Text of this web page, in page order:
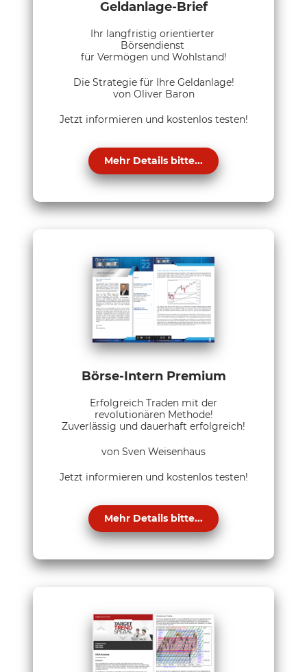
Geldanlage-Brief
Ihr langfristig orientierter
Börsendienst
für Vermögen und Wohlstand!
Die Strategie für Ihre Geldanlage!
von Oliver Baron
Jetzt informieren und kostenlos testen!
Mehr Details bitte...
Börse-Intern Premium
Erfolgreich Traden mit der
revolutionären Methode!
Zuverlässig und dauerhaft erfolgreich!
von Sven Weisenhaus
Jetzt informieren und kostenlos testen!
Mehr Details bitte...